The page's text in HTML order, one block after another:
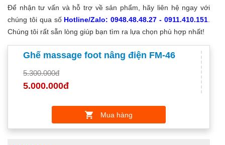
Để nhận tư vấn và hỗ trợ về sản phẩm, hãy liên hệ ngay với
chúng tôi qua số Hotline/Zalo: 0948.48.48.27 - 0911.410.151
Chúng tôi rất sẵn lòng giúp bạn tìm ra lựa chọn phù hợp nhất!
Ghế massage foot nâng điện FM-46
5.300.000đ
5.000.000đ
Mua hàng